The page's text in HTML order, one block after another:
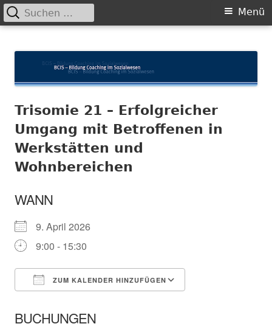
zum
Primäres
Menü
Suchen
nach:
Trisomie 21 – Erfolgreicher
Umgang mit Betroffenen in
Werkstätten und
Wohnbereichen
WANN
9. April 2026
9:00 - 15:30
ZUM KALENDER HINZUFÜGEN
BUCHUNGEN